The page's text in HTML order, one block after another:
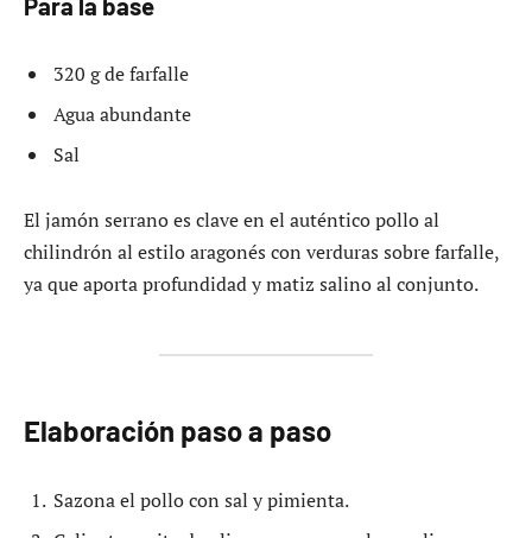
Para la base
320 g de farfalle
Agua abundante
Sal
El jamón serrano es clave en el auténtico pollo al
chilindrón al estilo aragonés con verduras sobre farfalle,
ya que aporta profundidad y matiz salino al conjunto.
Elaboración paso a paso
Sazona el pollo con sal y pimienta.